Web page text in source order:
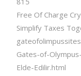
Free Of Charge
Simplify Taxes
Gates-of-
Elde-Edilir.html